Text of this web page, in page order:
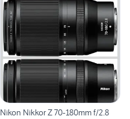
Nikon Nikkor Z 70-180mm f/2.8